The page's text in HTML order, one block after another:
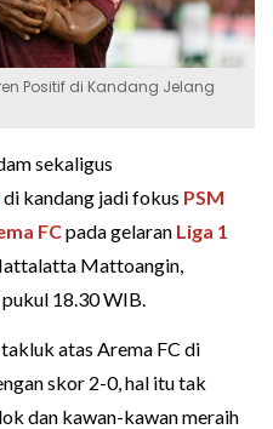
Positif di Kandang Jelang
sekaligus
di kandang jadi fokus PSM
FCpada gelaran Liga 1
Mattoangin,
18.30 WIB.
atas Arema FC di
skor 2-0, hal itu tak
dan kawan-kawan meraih